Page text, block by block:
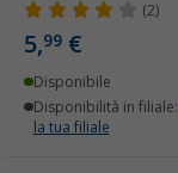
(2)
5,99 €
Disponibile
Disponibilità in filiale:
la tua filiale